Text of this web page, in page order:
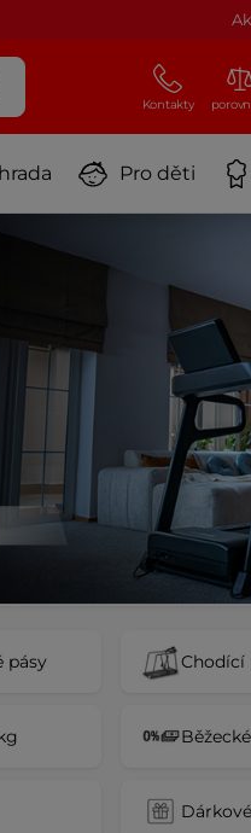
Kontakty
Pro děti
pásy Chodící